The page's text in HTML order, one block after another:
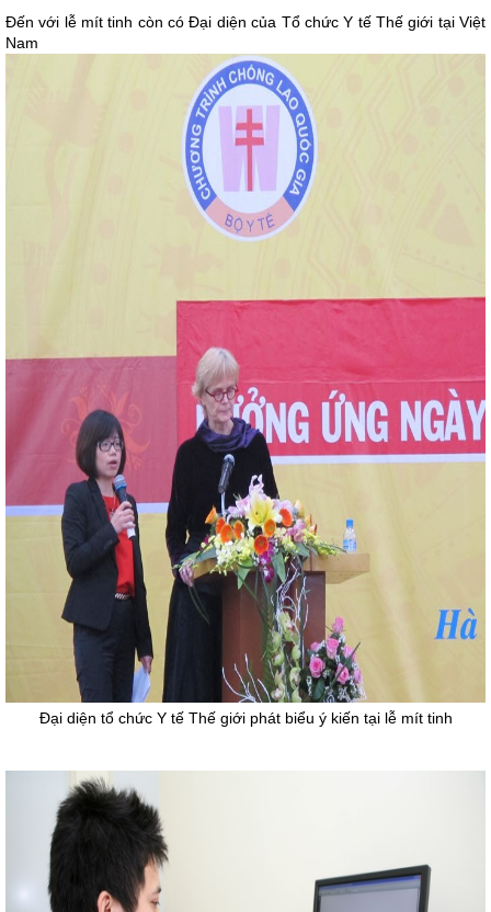
Đến với lễ mít tinh còn có Đại diện của Tổ chức Y tế Thế giới tại Việt
Nam
Đại diện tổ chức Y tế Thế giới phát biểu ý kiến tại lễ mít tinh